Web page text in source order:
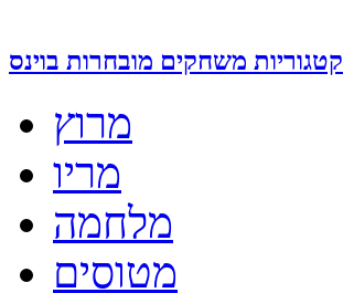
קטגוריות משחקים מובחרות בוינס
מרוץ
מריו
מלחמה
מטוסים